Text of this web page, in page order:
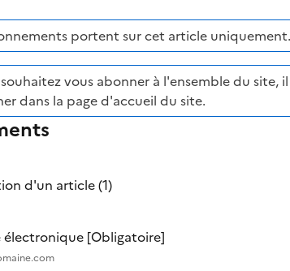
portent sur cet article uniquement.
souhaitez vous abonner à l'ensemble du site,
dans la page d'accueil du site.
d'un article (1)
électronique [Obligatoire]